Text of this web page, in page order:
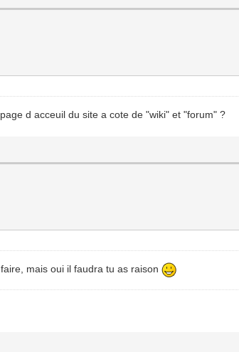
d acceuil du site a cote de "wiki" et "forum" ?
mais oui il faudra tu as raison